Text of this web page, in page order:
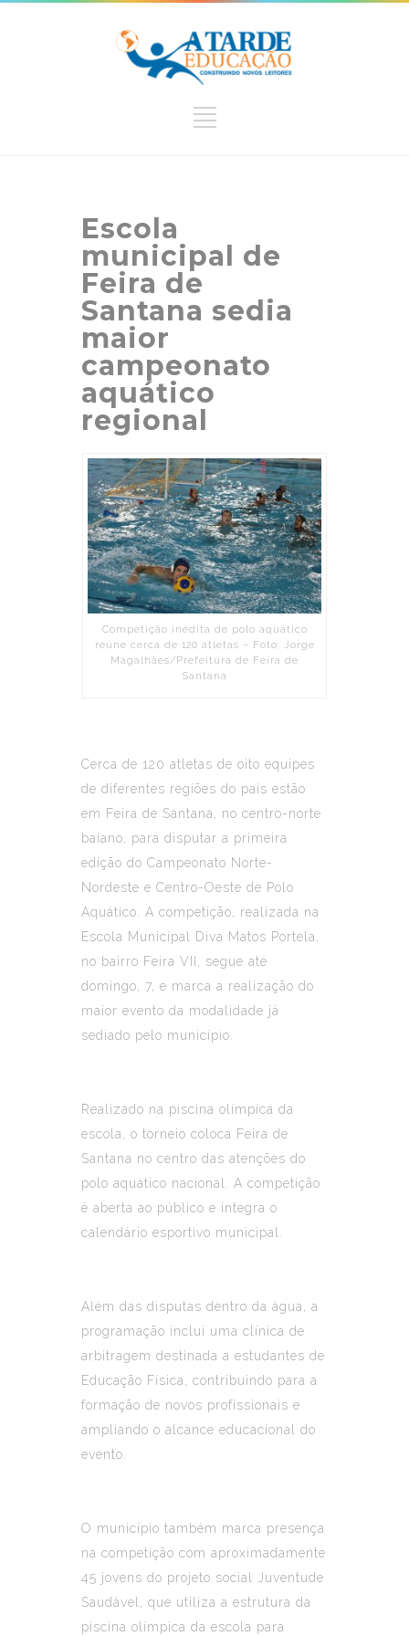
Escola
municipal de
Feira de
Santana sedia
maior
campeonato
aquático
regional
Competição inédita de polo aquático
reúne cerca de 120 atletas – Foto: Jorge
Magalhães/Prefeitura de Feira de
Santana
Cerca de 120 atletas de oito equipes
de diferentes regiões do país estão
em Feira de Santana, no centro-norte
baiano, para disputar a primeira
edição do Campeonato Norte-
Nordeste e Centro-Oeste de Polo
Aquático. A competição, realizada na
Escola Municipal Diva Matos Portela,
no bairro Feira VII, segue até
domingo, 7, e marca a realização do
maior evento da modalidade já
sediado pelo município.
Realizado na piscina olímpica da
escola, o torneio coloca Feira de
Santana no centro das atenções do
polo aquático nacional. A competição
é aberta ao público e integra o
calendário esportivo municipal.
Além das disputas dentro da água, a
programação inclui uma clínica de
arbitragem destinada a estudantes de
Educação Física, contribuindo para a
formação de novos profissionais e
ampliando o alcance educacional do
evento.
O município também marca presença
na competição com aproximadamente
45 jovens do projeto social Juventude
Saudável, que utiliza a estrutura da
piscina olímpica da escola para